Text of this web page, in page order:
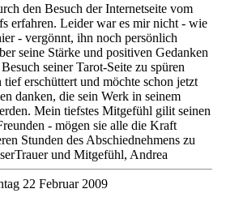
den Besuch der Internetseite vom
erfahren. Leider war es mir nicht - wie
- vergönnt, ihn noch persönlich
seine Stärke und positiven Gedanken
seiner Tarot-Seite zu spüren
erschüttert und möchte schon jetzt
danken, die sein Werk in seinem
Mein tiefstes Mitgefühl gilit seinen
- mögen sie alle die Kraft
Stunden des Abschiednehmens zu
und Mitgefühl, Andrea
22 Februar 2009